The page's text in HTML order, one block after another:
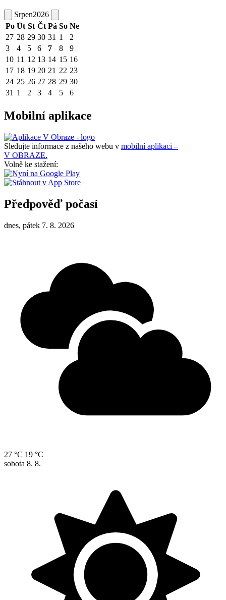
Srpen2026
Po Út St Čt Pá So Ne
27 28 29 30 31 1
2
3
4 5 6 7 8
9
10 11 12 13 14 15 16
17 18 19 20 21 22 23
24 25 26 27 28 29 30
31 1 2 3 4 5 6
Mobilní aplikace
Sledujte informace z našeho webu v mobilní aplikaci –
V OBRAZE.
Volně ke stažení:
Předpověď počasí
dnes, pátek 7. 8. 2026
27 °C 19 °C
sobota 8. 8.